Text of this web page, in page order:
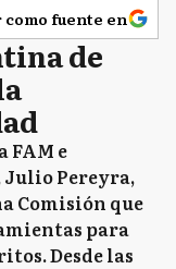
como fuente en
de
FAM e
Pereyra,
Comisión que
para
Desde las